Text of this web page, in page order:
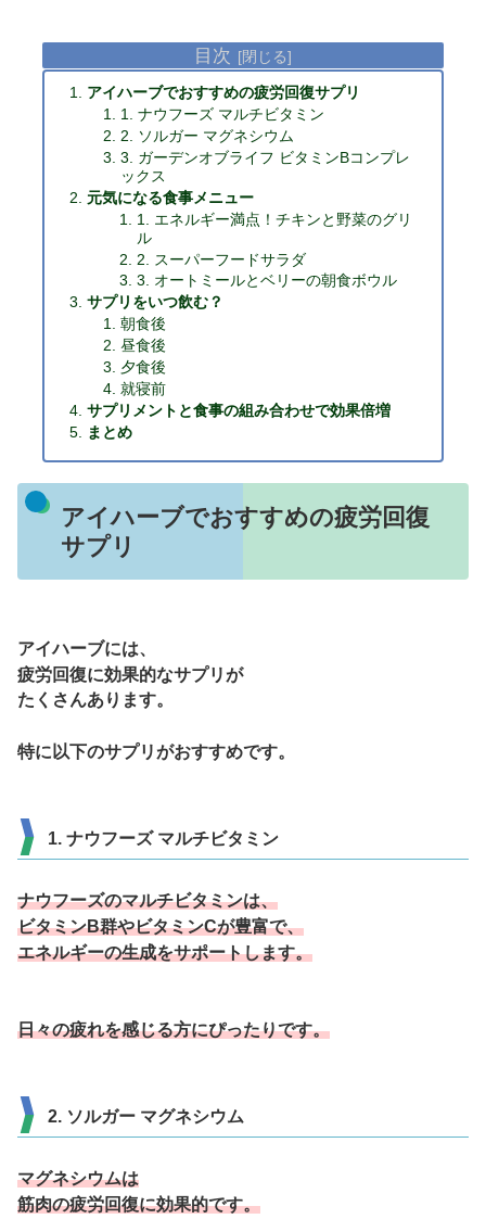
目次
アイハーブでおすすめの疲労回復サプリ
1. ナウフーズ マルチビタミン
2. ソルガー マグネシウム
3. ガーデンオブライフ ビタミンBコンプレ
ックス
元気になる食事メニュー
1. エネルギー満点！チキンと野菜のグリ
ル
2. スーパーフードサラダ
3. オートミールとベリーの朝食ボウル
サプリをいつ飲む？
朝食後
昼食後
夕食後
就寝前
サプリメントと食事の組み合わせで効果倍増
まとめ
アイハーブでおすすめの疲労回復
サプリ
アイハーブには、
疲労回復に効果的なサプリが
たくさんあります。
特に以下のサプリがおすすめです。
1. ナウフーズ マルチビタミン
ナウフーズのマルチビタミンは、
ビタミンB群やビタミンCが豊富で、
エネルギーの生成をサポートします。
日々の疲れを感じる方にぴったりです。
2. ソルガー マグネシウム
マグネシウムは
筋肉の疲労回復に効果的です。